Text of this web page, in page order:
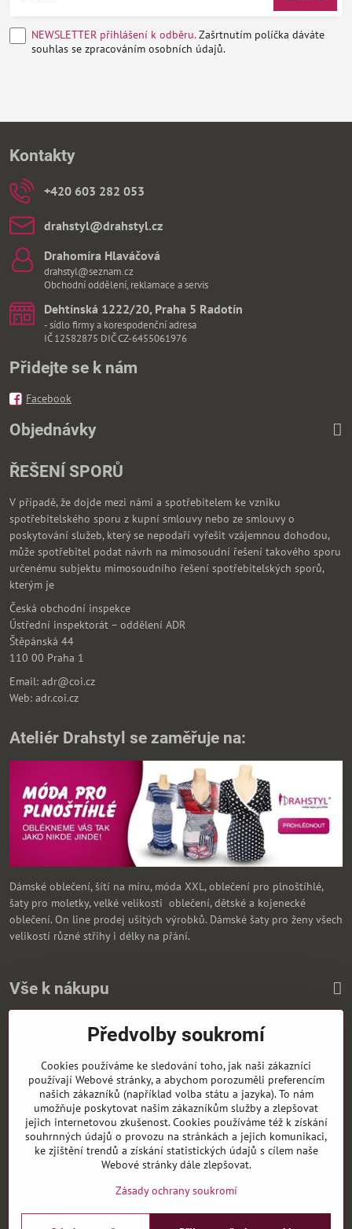
NEWSLETTER přihlášení k odběru.Zašrtnutím políčka dáváte
souhlas se zpracováním osobních údajů.
Kontakty
+420 603 282 053
drahstyl​@drahstyl​.cz
Drahomíra Hlaváčová
drahstyl@seznam.cz
Obchodní oddělení, reklamace a servis
Dehtínská 1222/20, Praha 5 Radotín
- sídlo firmy a korespodenční adresa
IČ 12582875 DIČ CZ-6455061976
Přidejte se k nám
Facebook
Objednávky
ŘEŠENÍ SPORŮ
V případě, že dojde mezi námi a spotřebitelem ke vzniku
spotřebitelského sporu z kupní smlouvy nebo ze smlouvy o
poskytování služeb, který se nepodaří vyřešit vzájemnou dohodou,
může spotřebitel podat návrh na mimosoudní řešení takového sporu
určenému subjektu mimosoudního řešení spotřebitelských sporů,
kterým je
Česká obchodní inspekce
Ústřední inspektorát – oddělení ADR
Štěpánská 44
110 00 Praha 1
Email: adr@coi.cz
Web: adr.coi.cz
Ateliér Drahstyl se zaměřuje na:
Dámské oblečení, šítí na míru, móda XXL, oblečení pro plnoštíhlé,
šaty pro moletky, velké velikosti oblečení, dětské a kojenecké
oblečení. On line prodej ušitých výrobků. Dámské šaty pro ženy všech
velikostí různé střihy i délky na přání.
Vše k nákupu
Zasíláme i na SlovenskoPředvolby soukromí
Cookies používáme ke sledování toho, jak naši zákazníci
používají Webové stránky, a abychom porozuměli preferencím
našich zákazníků (například volba státu a jazyka). To nám
umožňuje poskytovat našim zákazníkům služby a zlepšovat
jejich internetovou zkušenost. Cookies používáme též k získání
souhrnných údajů o provozu na stránkách a jejich komunikaci,
ke zjištění trendů a získání statistických údajů s cílem naše
Webové stránky dále zlepšovat.
Zásady ochrany soukromí